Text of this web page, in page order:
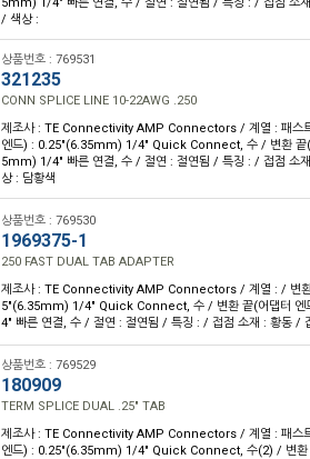
/ 색상 :
상품번호 : 769531
321235
CONN SPLICE LINE 10-22AWG .250
제조사 : TE Connectivity AMP Connectors / 계열 : 패스
엔드) : 0.25"(6.35mm) 1/4" Quick Connect, 수 / 변환 끝(
5mm) 1/4" 빠른 연결, 수 / 절연 : 절연됨 / 특징 : / 접점 소
상 : 담황색
상품번호 : 769530
1969375-1
250 FAST DUAL TAB ADAPTER
제조사 : TE Connectivity AMP Connectors / 계열 : / 변환
5"(6.35mm) 1/4" Quick Connect, 수 / 변환 끝(어댑터
4" 빠른 연결, 수 / 절연 : 절연됨 / 특징 : / 접점 소재 : 황동 /
상품번호 : 769529
180909
TERM SPLICE DUAL .25" TAB
제조사 : TE Connectivity AMP Connectors / 계열 : 패스
엔드) : 0.25"(6.35mm) 1/4" Quick Connect, 수(2) / 변환